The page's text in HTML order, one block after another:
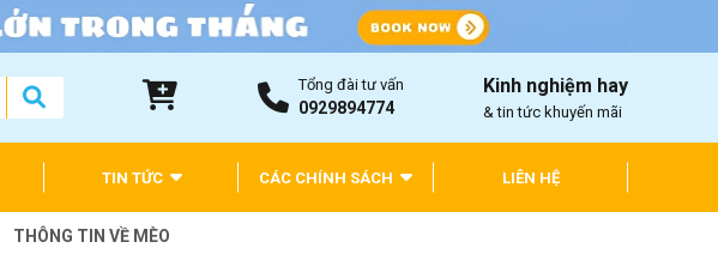
Tổng đài tư vấn
0929894774
Kinh nghiệm hay
& tin tức khuyến mãi
TIN TỨC CÁC CHÍNH SÁCH LIÊN HỆ
THÔNG TIN VỀ MÈO